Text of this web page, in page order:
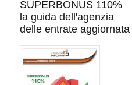
SUPERBONUS 110%
la guida dell'agenzia
delle entrate aggiornata